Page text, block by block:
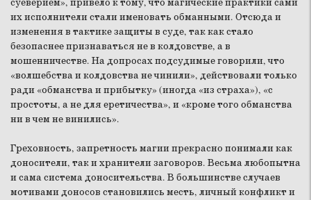
суеверием», привело к тому, что магические практики сами
их исполнители стали именовать обманными. Отсюда и
изменения в тактике защиты в суде, так как стало
безопаснее признаваться не в колдовстве, а в
мошенничестве. На допросах подсудимые говорили, что
«волшебства и колдовства не чинили», действовали только
ради «обманства и прибытку» (иногда «из страха»), «с
простоты, а не для еретичества», и «кроме того обманства
ни в чем не винились».
Греховность, запретность магии прекрасно понимали как
доносители, так и хранители заговоров. Весьма любопытна
и сама система доносительства. В большинстве случаев
мотивами доносов становились месть, личный конфликт и